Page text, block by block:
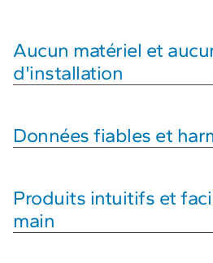
Aucun matériel et
d'installation
Données fiables et
Produits intuitifs et
main